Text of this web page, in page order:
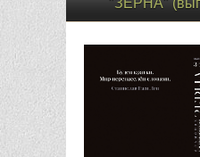
"ЗЁРНА"